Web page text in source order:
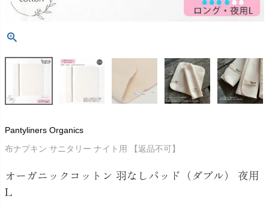
Pantyliners Organics
布ナプキン サニタリー ナイト用 【返品不可】
オーガニックコットン 羽なしパッド（ダブル） 夜用
L